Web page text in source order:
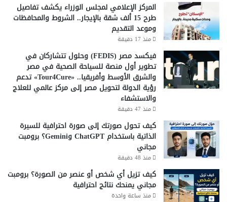
المركز الإعلامي لمجلس الوزراء يكشف تفاصيل
طرح 15 ألف شقة بالإيجار.. الشروط والمحافظات
وموعد التقديم
منذ 17 دقيقة
فيكسد مصر (FEDIS) وحلول تتشاركان في
تطوير أول منصة للسياحة الصحية في مصر
والشرق الأوسط وأفريقيا.. «Tour4Cure» تدعم
رؤية الدولة لتحويل مصر إلى مركز عالمي للعلاج
والاستشفاء
منذ 47 دقيقة
كيف تحول صورتك إلى صورة احترافية للسيرة
الذاتية باستخدام ChatGPT وGemini؟ برومبت
مجاني
منذ 48 دقيقة
كيف تزيل أي شخص أو عنصر من الصورة؟ برومبت
مجاني يمنحك نتائج احترافية
منذ ساعة واحدة